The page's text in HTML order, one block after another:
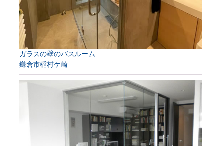
ガラスの壁のバスルーム
鎌倉市稲村ケ崎